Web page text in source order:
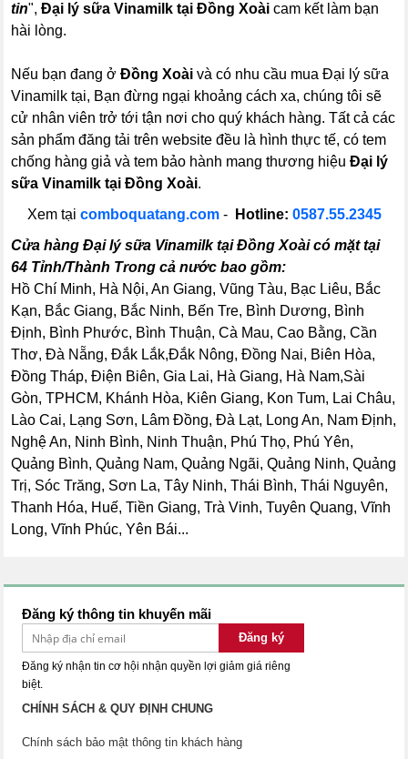
tin",Đại lý sữa Vinamilk tại Đồng Xoài cam kết làm bạn
hài lòng.
Nếu bạn đang ởĐồng Xoài và có nhu cầu mua Đại lý sữa
Vinamilk tại, Bạn đừng ngại khoảng cách xa, chúng tôi sẽ
cử nhân viên trở tới tận nơi cho quý khách hàng. Tất cả các
sản phẩm đăng tải trên website đều là hình thực tế, có tem
chống hàng giả và tem bảo hành mang thương hiệuĐại lý
sữa Vinamilk tại Đồng Xoài.
Xem tại comboquatang.com- Hotline: 0587.55.2345
Cửa hàng Đại lý sữa Vinamilk tại Đồng Xoài có mặt tại
64 Tỉnh/Thành Trong cả nước bao gồm:
Hồ Chí Minh, Hà Nội, An Giang, Vũng Tàu, Bạc Liêu, Bắc
Kạn, Bắc Giang, Bắc Ninh, Bến Tre, Bình Dương, Bình
Định, Bình Phước, Bình Thuận, Cà Mau, Cao Bằng, Cần
Thơ, Đà Nẵng, Đắk Lắk,Đắk Nông, Đồng Nai, Biên Hòa,
Đồng Tháp, Điện Biên, Gia Lai, Hà Giang, Hà Nam,Sài
Gòn, TPHCM, Khánh Hòa, Kiên Giang, Kon Tum, Lai Châu,
Lào Cai, Lạng Sơn, Lâm Đồng, Đà Lạt, Long An, Nam Định,
Nghệ An, Ninh Bình, Ninh Thuận, Phú Thọ, Phú Yên,
Quảng Bình, Quảng Nam, Quảng Ngãi, Quảng Ninh, Quảng
Trị, Sóc Trăng, Sơn La, Tây Ninh, Thái Bình, Thái Nguyên,
Thanh Hóa, Huế, Tiền Giang, Trà Vinh, Tuyên Quang, Vĩnh
Long, Vĩnh Phúc, Yên Bái...
Đăng ký thông tin khuyến mãi
Đăng ký
Đăng ký nhận tin cơ hội nhận quyền lợi giảm giá riêng
biệt.
CHÍNH SÁCH & QUY ĐỊNH CHUNG
Chính sách bảo mật thông tin khách hàng